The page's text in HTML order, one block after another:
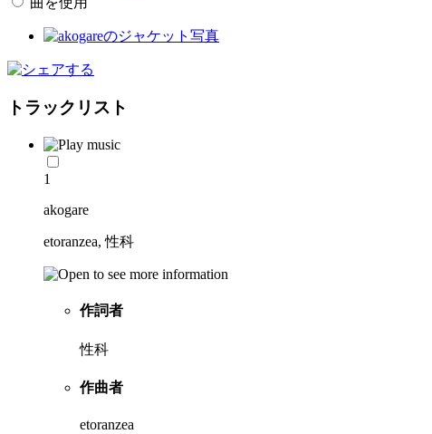
トラックリスト
1
akogare
etoranzea, 性科
作詞者
性科
作曲者
etoranzea